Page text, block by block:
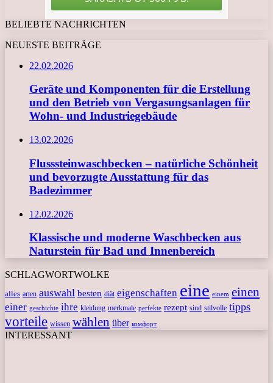
BELIEBTE NACHRICHTEN
NEUESTE BEITRÄGE
22.02.2026
Geräte und Komponenten für die Erstellung
und den Betrieb von Vergasungsanlagen für
Wohn- und Industriegebäude
13.02.2026
Flusssteinwaschbecken – natürliche Schönheit
und bevorzugte Ausstattung für das
Badezimmer
12.02.2026
Klassische und moderne Waschbecken aus
Naturstein für Bad und Innenbereich
SCHLAGWORTWOLKE
alles arten auswahl besten diät eigenschaften eine einem einen
einer geschichte ihre kleidung merkmale perfekte rezept sind stilvolle tipps
vorteile wissen wählen über комфорт
INTERESSANT